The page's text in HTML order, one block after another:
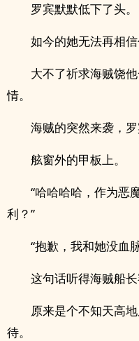
罗宾默默低下了头。
如今的她无法再相信
大不了祈求海贼饶
情。
海贼的突然来袭，
舷窗外的甲板上。
“哈哈哈哈，作为恶
利？”
“抱歉，我和她没血
这句话听得海贼船长
原来是个不知天高
待。